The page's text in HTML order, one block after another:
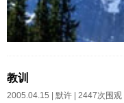
教训
2005.04.15 | 默许 | 2447次围观